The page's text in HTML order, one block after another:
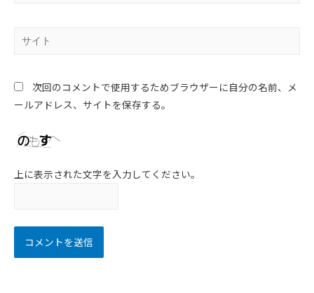
次回のコメントで使用するためブラウザーに自分の名前、メ
ールアドレス、サイトを保存する。
上に表示された文字を入力してください。